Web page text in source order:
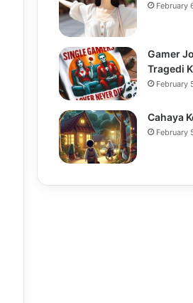
February
Gamer
Tragedi
February
Cahaya
February